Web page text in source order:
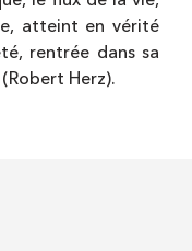
atteint en vérité
rentrée dans sa
Herz).